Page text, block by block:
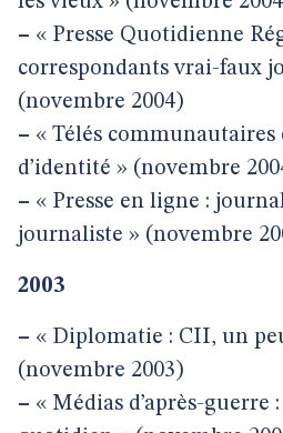
– « Presse Quotidienne
correspondants vrai-faux
(novembre 2004)
– « Télés communautaires
d’identité » (novembre
– « Presse en ligne :
journaliste » (novembre
2003
– « Diplomatie : CII, un
(novembre 2003)
– « Médias d’après-guerre